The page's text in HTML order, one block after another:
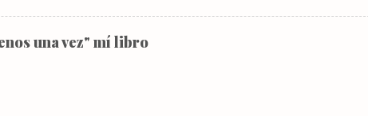
una vez" mí libro